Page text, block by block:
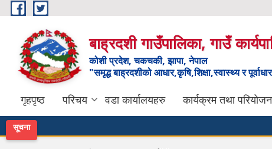
Skip to main content
बाह्रदशी गाउँपालिका, गाउँ
कोशी प्रदेश, चकचकी, झापा, नेपाल
"समृद्ध बाह्रदशीको आधार,कृषि,शिक्षा,स्वास्थ्य र
गृहपृष्ठ परिचय वडा कार्यालयहरु कार्यक्रम तथा
सूचना